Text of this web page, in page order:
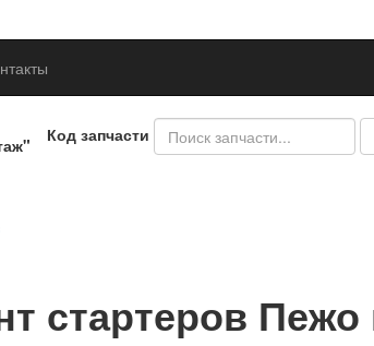
Код запчасти
стартеров